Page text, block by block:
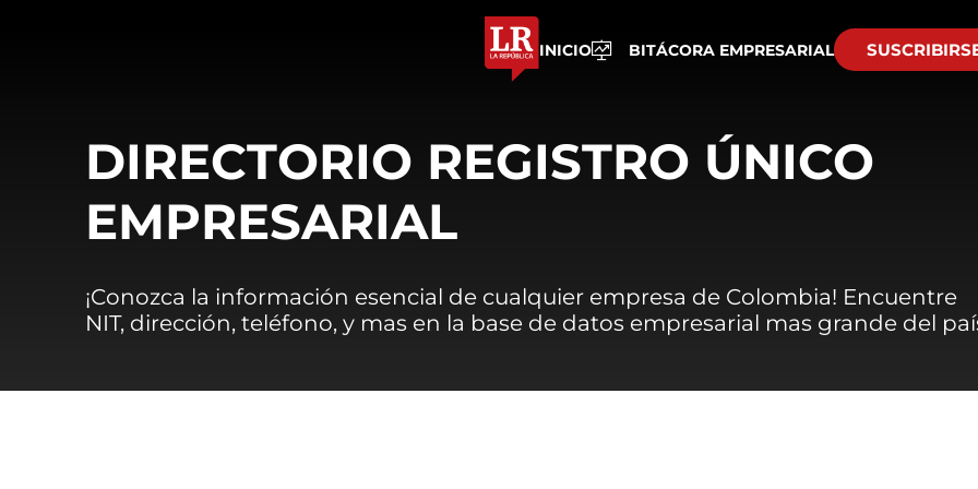
INICIO BITÁCORA EMPRESARIAL
DIRECTORIO REGISTRO ÚNICO
EMPRESARIAL
¡Conozca la información esencial de cualquier empresa de Colombia! Encuentre
NIT, dirección, teléfono, y mas en la base de datos empresarial mas grande del